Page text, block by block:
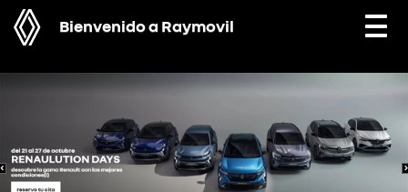
Bienvenido a Raymovil